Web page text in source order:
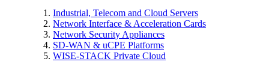
Industrial, Telecom and Cloud Servers
Network Interface & Acceleration Cards
Network Security Appliances
SD-WAN & uCPE Platforms
WISE-STACK Private Cloud